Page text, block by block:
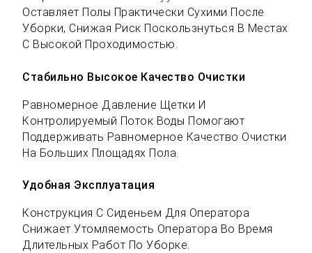
Оставляет Полы Практически Сухими После
Уборки, Снижая Риск Поскользнуться В Местах
С Высокой Проходимостью.
Стабильно Высокое Качество Очистки
Равномерное Давление Щетки И
Контролируемый Поток Воды Помогают
Поддерживать Равномерное Качество Очистки
На Больших Площадях Пола.
Удобная Эксплуатация
Конструкция С Сиденьем Для Оператора
Снижает Утомляемость Оператора Во Время
Длительных Работ По Уборке.